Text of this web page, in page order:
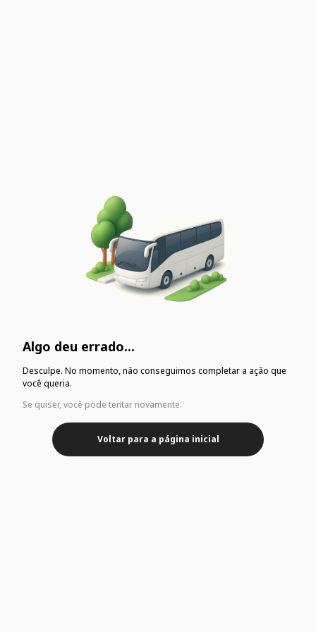
Algo deu errado...
Desculpe. No momento, não conseguimos completar a ação que
você queria.
Se quiser, você pode tentar novamente.
Voltar para a página inicial